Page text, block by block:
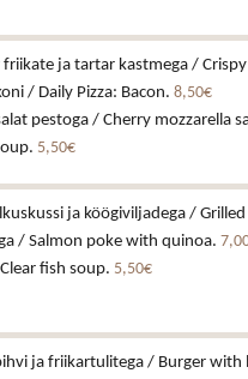
friikate ja tartar kastmega /
/ Daily Pizza: Bacon. 8,50€
pestoga / Cherry mozzarella
5,50€
ja köögiviljadega /
/ Salmon poke with quinoa.
fish soup. 5,50€
ja friikartulitega / Burger with